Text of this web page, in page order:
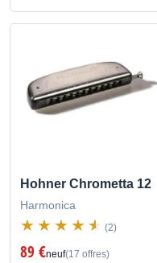
Hohner Chrometta 12
Harmonica
(2)
89 €neuf(17 offres)